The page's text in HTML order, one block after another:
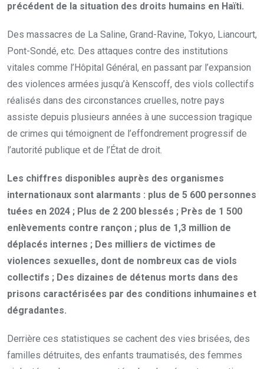
précédent de la situation des droits humains en Haïti.
Des massacres de La Saline, Grand-Ravine, Tokyo, Liancourt,
Pont-Sondé, etc. Des attaques contre des institutions
vitales comme l’Hôpital Général, en passant par l’expansion
des violences armées jusqu’à Kenscoff, des viols collectifs
réalisés dans des circonstances cruelles, notre pays
assiste depuis plusieurs années à une succession tragique
de crimes qui témoignent de l’effondrement progressif de
l’autorité publique et de l’État de droit.
Les chiffres disponibles auprès des organismes
internationaux sont alarmants : plus de 5 600 personnes
tuées en 2024 ; Plus de 2 200 blessés ; Près de 1 500
enlèvements contre rançon ; plus de 1,3 million de
déplacés internes ; Des milliers de victimes de
violences sexuelles, dont de nombreux cas de viols
collectifs ; Des dizaines de détenus morts dans des
prisons caractérisées par des conditions inhumaines et
dégradantes.
Derrière ces statistiques se cachent des vies brisées, des
familles détruites, des enfants traumatisés, des femmes